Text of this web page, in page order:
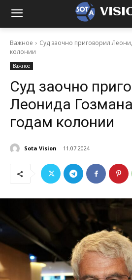
Важное
Суд заочно приговорил
колонии
Важное
Суд заочно
Леонида
годам колонии
Sota Vision 11.07.2024